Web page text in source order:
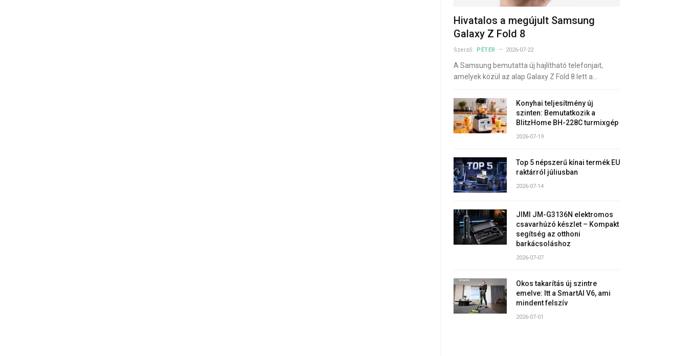
Hivatalos a megújult Samsung
Galaxy Z Fold 8
Szerző: PÉTER 2026-07-22
A Samsung bemutatta új hajlítható telefonjait,
amelyek közül az alap Galaxy Z Fold 8 lett a…
Konyhai teljesítmény új
szinten: Bemutatkozik a
BlitzHome BH-228C turmixgép
2026-07-19
Top 5 népszerű kínai termék EU
raktárról júliusban
2026-07-14
JIMI JM-G3136N elektromos
csavarhúzó készlet – Kompakt
segítség az otthoni
barkácsoláshoz
2026-07-07
Okos takarítás új szintre
emelve: Itt a SmartAI V6, ami
mindent felszív
2026-07-01